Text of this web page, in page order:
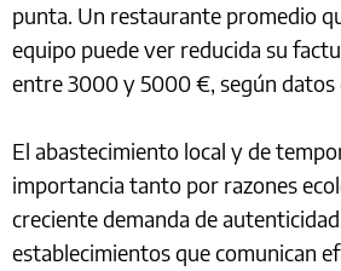
punta. Un restaurante promedio
equipo puede ver reducida su
entre 3000 y 5000 €, según datos
El abastecimiento local y de
importancia tanto por razones
creciente demanda de
establecimientos que comunican